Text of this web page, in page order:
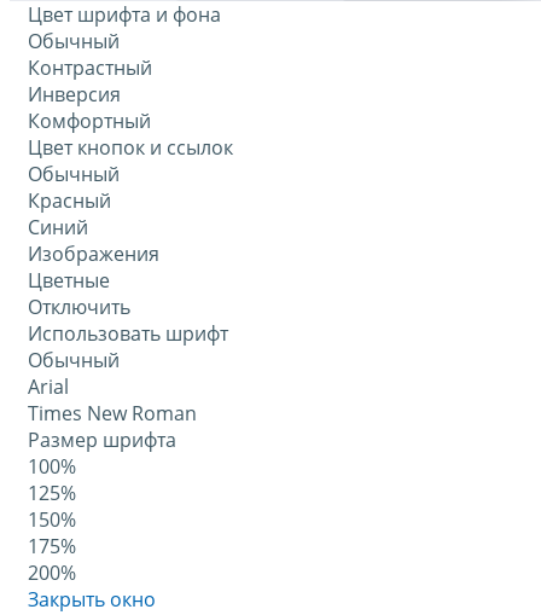
Цвет шрифта и фона
Обычный
Контрастный
Инверсия
Комфортный
Цвет кнопок и ссылок
Обычный
Красный
Синий
Изображения
Цветные
Отключить
Использовать шрифт
Обычный
Arial
Times New Roman
Размер шрифта
100%
125%
150%
175%
200%
Закрыть окно